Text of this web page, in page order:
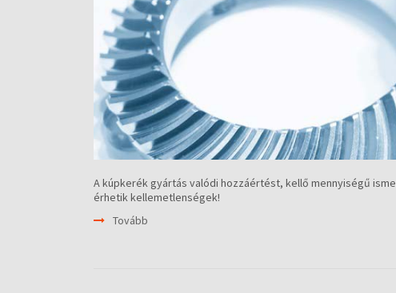
A kúpkerék gyártás valódi hozzáértést, kellő mennyiségű
érhetik kellemetlenségek!
Tovább